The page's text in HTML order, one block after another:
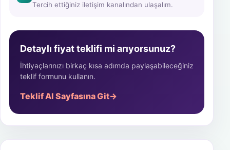
Tercih ettiğiniz iletişim kanalından ulaşalım.
Detaylı fiyat teklifi mi arıyorsunuz?
İhtiyaçlarınızı birkaç kısa adımda paylaşabileceğiniz
teklif formunu kullanın.
Teklif Al Sayfasına Git→